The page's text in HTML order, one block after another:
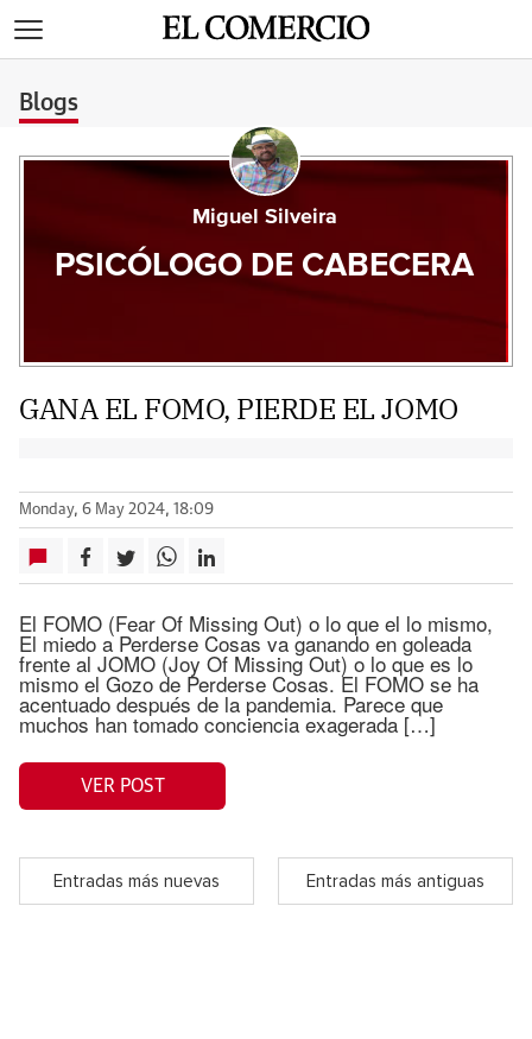
Blogs
Miguel Silveira
PSICÓLOGO DE CABECERA
GANA EL FOMO, PIERDE EL JOMO
Monday, 6 May 2024, 18:09
El FOMO (Fear Of Missing Out) o lo que el lo mismo,
El miedo a Perderse Cosas va ganando en goleada
frente al JOMO (Joy Of Missing Out) o lo que es lo
mismo el Gozo de Perderse Cosas. El FOMO se ha
acentuado después de la pandemia. Parece que
muchos han tomado conciencia exagerada […]
VER POST
Entradas más nuevas Entradas más antiguas